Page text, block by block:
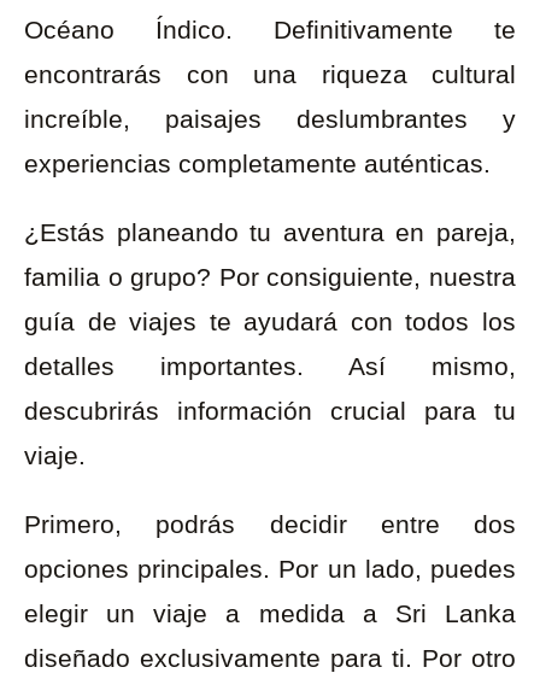
Océano Índico. Definitivamente te
encontrarás con una riqueza cultural
increíble, paisajes deslumbrantes y
experiencias completamente auténticas.
¿Estás planeando tu aventura en pareja,
familia o grupo? Por consiguiente, nuestra
guía de viajes te ayudará con todos los
detalles importantes. Así mismo,
descubrirás información crucial para tu
viaje.
Primero, podrás decidir entre dos
opciones principales. Por un lado, puedes
elegir un viaje a medida a Sri Lanka
diseñado exclusivamente para ti. Por otro